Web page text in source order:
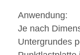
Anwendung:
Je nach
Untergrundes